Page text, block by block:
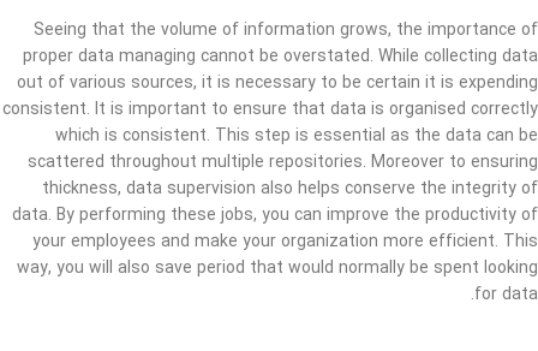
Seeing that the volume of information grows, the importance of
proper data managing cannot be overstated. While collecting data
out of various sources, it is necessary to be certain it is expending
consistent. It is important to ensure that data is organised correctly
which is consistent. This step is essential as the data can be
scattered throughout multiple repositories. Moreover to ensuring
thickness, data supervision also helps conserve the integrity of
data. By performing these jobs, you can improve the productivity of
your employees and make your organization more efficient. This
way, you will also save period that would normally be spent looking
for data.